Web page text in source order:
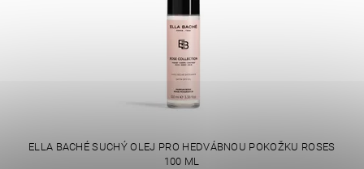
ELLA BACHÉ SUCHÝ OLEJ PRO HEDVÁBNOU POKOŽKU ROSES
100 ML